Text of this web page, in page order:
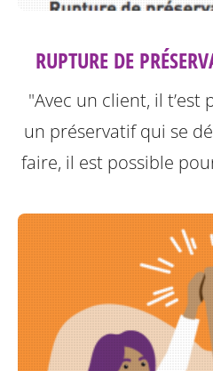
RUPTURE DE
"Avec un client, il t’est
un préservatif qui se
faire, il est possible